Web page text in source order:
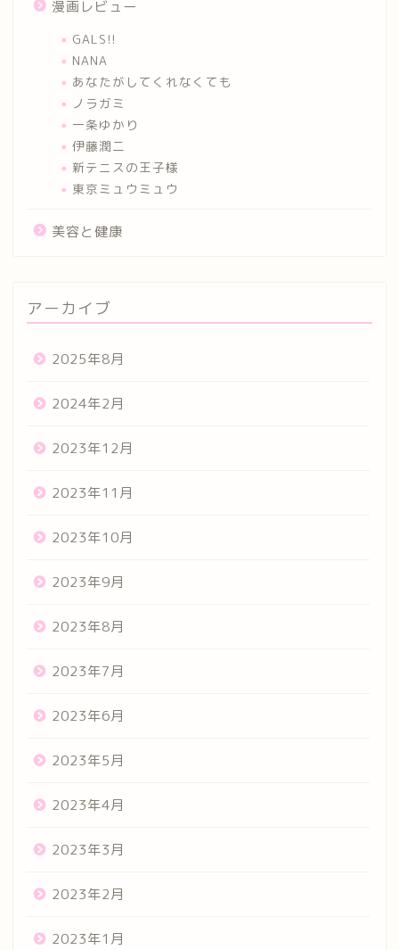
漫画レビュー
GALS!!
NANA
あなたがしてくれなくても
ノラガミ
一条ゆかり
伊藤潤二
新テニスの王子様
東京ミュウミュウ
美容と健康
アーカイブ
2025年8月
2024年2月
2023年12月
2023年11月
2023年10月
2023年9月
2023年8月
2023年7月
2023年6月
2023年5月
2023年4月
2023年3月
2023年2月
2023年1月